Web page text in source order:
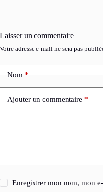
Laisser un commentaire
Votre adresse e-mail ne sera pas
Nom*
Ajouter un commentaire *
Enregistrer mon nom, mon